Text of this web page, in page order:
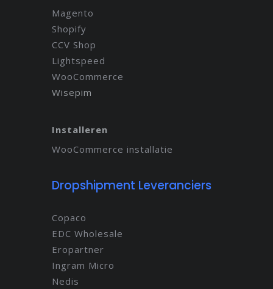
Magento
Shopify
CCV Shop
Lightspeed
WooCommerce
Wisepim
Installeren
WooCommerce installatie
Dropshipment Leveranciers
Copaco
EDC Wholesale
Eropartner
Ingram Micro
Nedis